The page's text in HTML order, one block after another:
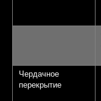
Чердачное
перекрытие